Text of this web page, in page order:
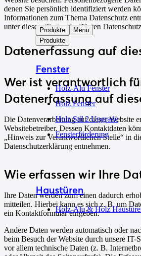
Produkte
Menü
Produkte
Fenster
Holz-Alu Fenster
Holz Fenster
Holz Stil 2 Upgrade
Fensterförderung
Haustüren
Holz-Alu & Holz
denen Sie persönlich identifiziert werden
Informationen zum Thema Datenschutz
unter diesem Text aufgeführten
Datenerfassung auf
Wer ist verantwortlich
Datenerfassung auf
Die Datenverarbeitung auf dieser Website
Websitebetreiber. Dessen Kontaktdaten
„Hinweis zur Verantwortlichen Stelle“ in
Datenschutzerklärung entnehmen.
Wie erfassen wir Ihre
Ihre Daten werden zum einen dadurch
mitteilen. Hierbei kann es sich z. B. um
ein Kontaktformular eingeben.
Andere Daten werden automatisch oder
beim Besuch der Website durch unsere IT-
vor allem technische Daten (z. B.